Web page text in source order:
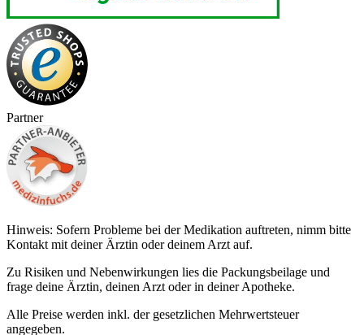
Partner
Hinweis: Sofern Probleme bei der Medikation auftreten, nimm bitte
Kontakt mit deiner Ärztin oder deinem Arzt auf.
Zu Risiken und Nebenwirkungen lies die Packungsbeilage und
frage deine Ärztin, deinen Arzt oder in deiner Apotheke.
Alle Preise werden inkl. der gesetzlichen Mehrwertsteuer
angegeben.